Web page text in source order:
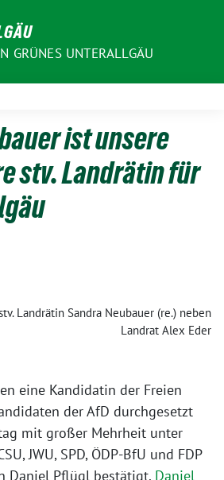
GRÜNES UNTERALLGÄU
ist unsere
stv. Landrätin für
Landrätin Sandra Neubauer (re.) neben
Landrat Alex Eder
eine Kandidatin der Freien
der AfD durchgesetzt
mit großer Mehrheit unter
JWU, SPD, ÖDP-BfU und FDP
Daniel Pflügl bestätigt. Daniel